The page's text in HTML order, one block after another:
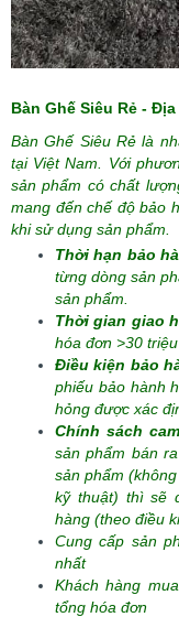
Bàn Ghế Siêu Rẻ -
Bàn Ghế Siêu Rẻ là
tại Việt Nam. Với
sản phẩm có chất
mang đến chế độ bảo
khi sử dụng sản phẩm.
Thời hạn bảo
từng dòng sản
sản phẩm.
Thời gian giao
hóa đơn >30
Điều kiện bảo
phiếu bảo hành
hỏng được xác
Chính sách
sản phẩm bán
sản phẩm
kỹ thuật) thì sẽ
hàng (theo điều
Cung cấp sản
nhất
Khách hàng
tổng hóa đơn